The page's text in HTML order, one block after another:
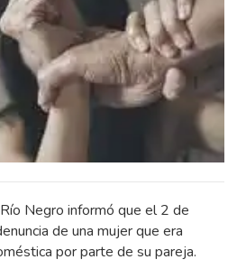
Negro informó que el 2 de
de una mujer que era
por parte de su pareja.